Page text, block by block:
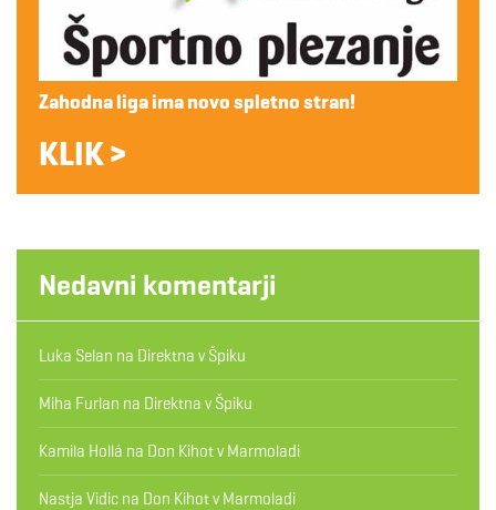
Zahodna liga ima novo spletno stran!
KLIK >
Nedavni komentarji
Luka Selan na Direktna v Špiku
Miha Furlan na Direktna v Špiku
Kamila Hollá na Don Kihot v Marmoladi
Nastja Vidic na Don Kihot v Marmoladi